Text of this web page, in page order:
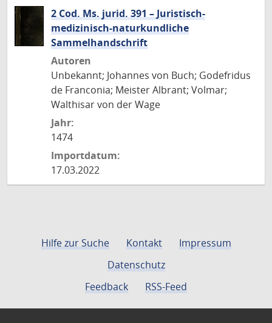
2 Cod. Ms. jurid. 391 – Juristisch-
medizinisch-naturkundliche
Sammelhandschrift
Autoren
Unbekannt; Johannes von Buch; Godefridus
de Franconia; Meister Albrant; Volmar;
Walthisar von der Wage
Jahr:
1474
Importdatum:
17.03.2022
Hilfe zur Suche Kontakt
Impressum
Datenschutz
Feedback
RSS-Feed